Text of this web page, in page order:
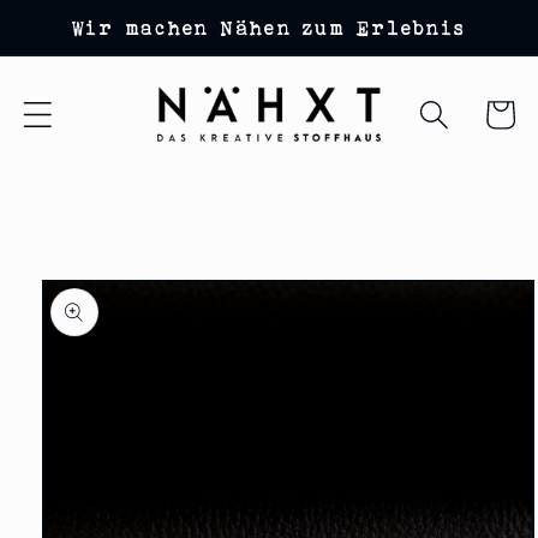
zum
Inhalt
Wir machen Nähen zum Erlebnis